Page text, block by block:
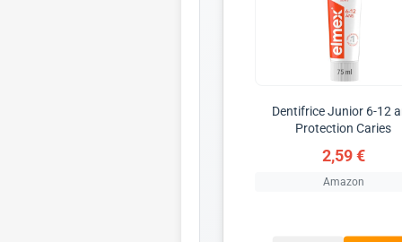
Dentifrice Junior 6-12
Protection Caries
2,59 €
Amazon